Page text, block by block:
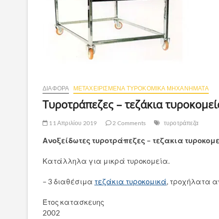
ΔΙΆΦΟΡΑ ΜΕΤΑΧΕΙΡΙΣΜΈΝΑ ΤΥΡΟΚΟΜΙΚΆ ΜΗΧΑΝΉΜΑΤΑ
Τυροτράπεζες – τεζάκια
11 Απριλίου 2019 2 Comments τυροτράπεζα
Ανοξείδωτες τυροτράπεζες – τεζακια
Κατάλληλα για μικρά τυροκομεία.
– 3 διαθέσιμα τεζάκια τυροκομικά, τροχήλατα
Έτος κατασκευης
2002